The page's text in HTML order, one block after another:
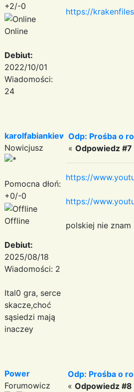
+2/-0
Online
Debiut:
2022/10/01
Wiadomości:
24
https://
karolfabiankiewicz
Nowicjusz
Pomocna dłoń:
+0/-0
Offline
Debiut:
2025/08/18
Wiadomości: 2
Ital0 gra, serce
skacze,choć
sąsiedzi mają
inaczey
Odp: Prośba o
« Odpowiedz #7
https://
https://
polskiej nie znam
Power
Forumowicz
Odp: Prośba o
« Odpowiedz #8